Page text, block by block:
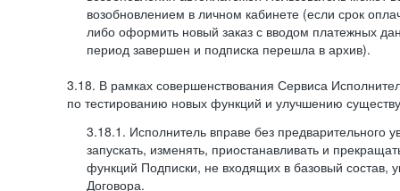
возобновлением в личном кабинете (если срок
либо оформить новый заказ с вводом платежных
период завершен и подписка перешла в архив).
3.18. В рамках совершенствования Сервиса
по тестированию новых функций и улучшению
3.18.1. Исполнитель вправе без предварительного
запускать, изменять, приостанавливать и
функций Подписки, не входящих в базовый состав,
Договора.